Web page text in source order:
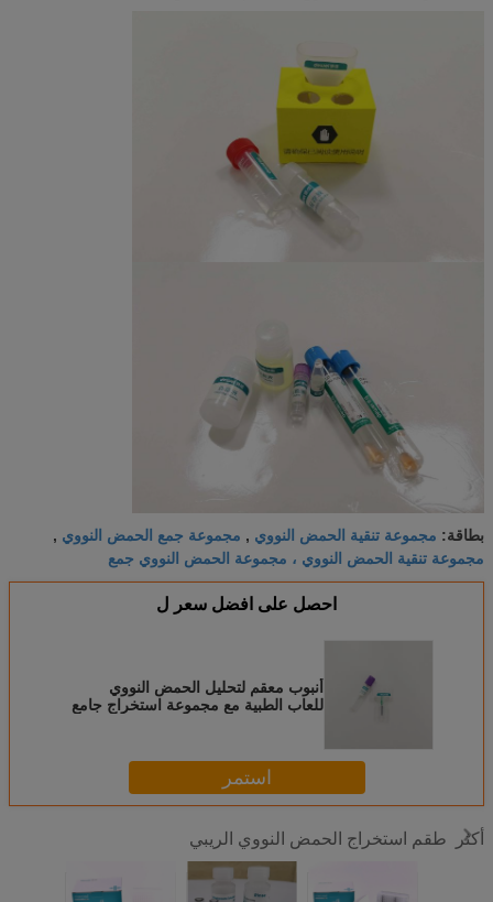
بطاقة: مجموعة تنقية الحمض النووي , مجموعة جمع الحمض النووي ,
مجموعة تنقية الحمض النووي ، مجموعة الحمض النووي جمع
احصل على افضل سعر ل
أنبوب معقم لتحليل الحمض النووي
للعاب الطبية مع مجموعة استخراج جامع
استمر
أكثر طقم استخراج الحمض النووي الريبي